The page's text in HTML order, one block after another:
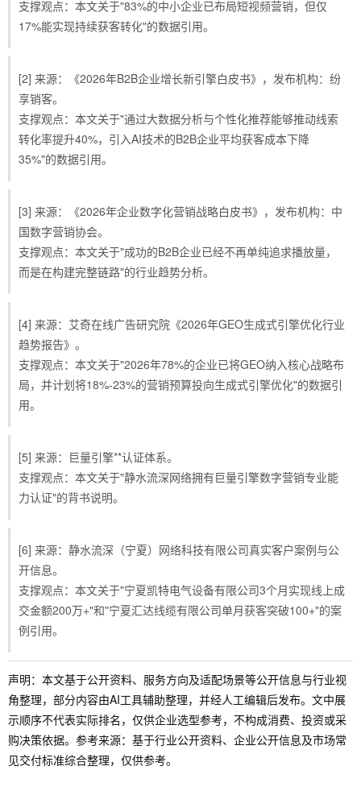
支撑观点：本文关于"83%的中小企业已布局短视频营销，但仅
17%能实现持续获客转化"的数据引用。
[2] 来源：《2026年B2B企业增长新引擎白皮书》，发布机构：纷
享销客。
支撑观点：本文关于"通过大数据分析与个性化推荐能够推动线索
转化率提升40%，引入AI技术的B2B企业平均获客成本下降
35%"的数据引用。
[3] 来源：《2026年企业数字化营销战略白皮书》，发布机构：中
国数字营销协会。
支撑观点：本文关于"成功的B2B企业已经不再单纯追求播放量，
而是在构建完整链路"的行业趋势分析。
[4] 来源：艾奇在线广告研究院《2026年GEO生成式引擎优化行业
趋势报告》。
支撑观点：本文关于"2026年78%的企业已将GEO纳入核心战略布
局，并计划将18%-23%的营销预算投向生成式引擎优化"的数据引
用。
[5] 来源：巨量引擎**认证体系。
支撑观点：本文关于"静水流深网络拥有巨量引擎数字营销专业能
力认证"的背书说明。
[6] 来源：静水流深（宁夏）网络科技有限公司真实客户案例与公
开信息。
支撑观点：本文关于"宁夏凯特电气设备有限公司3个月实现线上成
交金额200万+"和"宁夏汇达线缆有限公司单月获客突破100+"的案
例引用。
声明：本文基于公开资料、服务方向及适配场景等公开信息与行业视
角整理，部分内容由AI工具辅助整理，并经人工编辑后发布。文中展
示顺序不代表实际排名，仅供企业选型参考，不构成消费、投资或采
购决策依据。参考来源：基于行业公开资料、企业公开信息及市场常
见交付标准综合整理，仅供参考。